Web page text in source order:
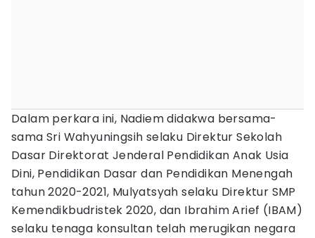
Dalam perkara ini, Nadiem didakwa bersama-
sama Sri Wahyuningsih selaku Direktur Sekolah
Dasar Direktorat Jenderal Pendidikan Anak Usia
Dini, Pendidikan Dasar dan Pendidikan Menengah
tahun 2020-2021, Mulyatsyah selaku Direktur SMP
Kemendikbudristek 2020, dan Ibrahim Arief (IBAM)
selaku tenaga konsultan telah merugikan negara